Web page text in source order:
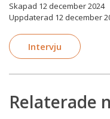
Skapad 12 december 2024
Uppdaterad 12 december
Intervju
Relaterade